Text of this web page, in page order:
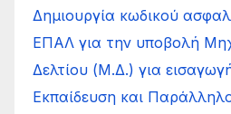
Δημιουργία κωδικού
ΕΠΑΛ για την υποβολή
Δελτίου (Μ.Δ.) για
Εκπαίδευση και